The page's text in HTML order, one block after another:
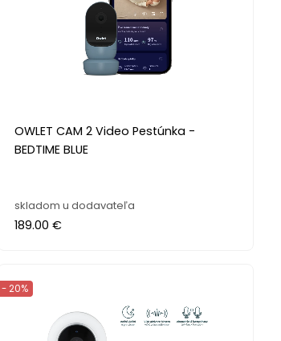
OWLET CAM 2 Video Pestúnka -
BEDTIME BLUE
skladom u dodavateľa
189.00 €
- 20%